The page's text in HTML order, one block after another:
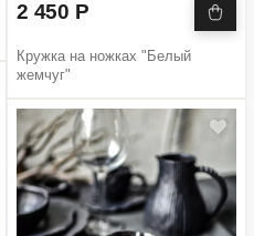
2 450 Р
Кружка на ножках "Белый
жемчуг"